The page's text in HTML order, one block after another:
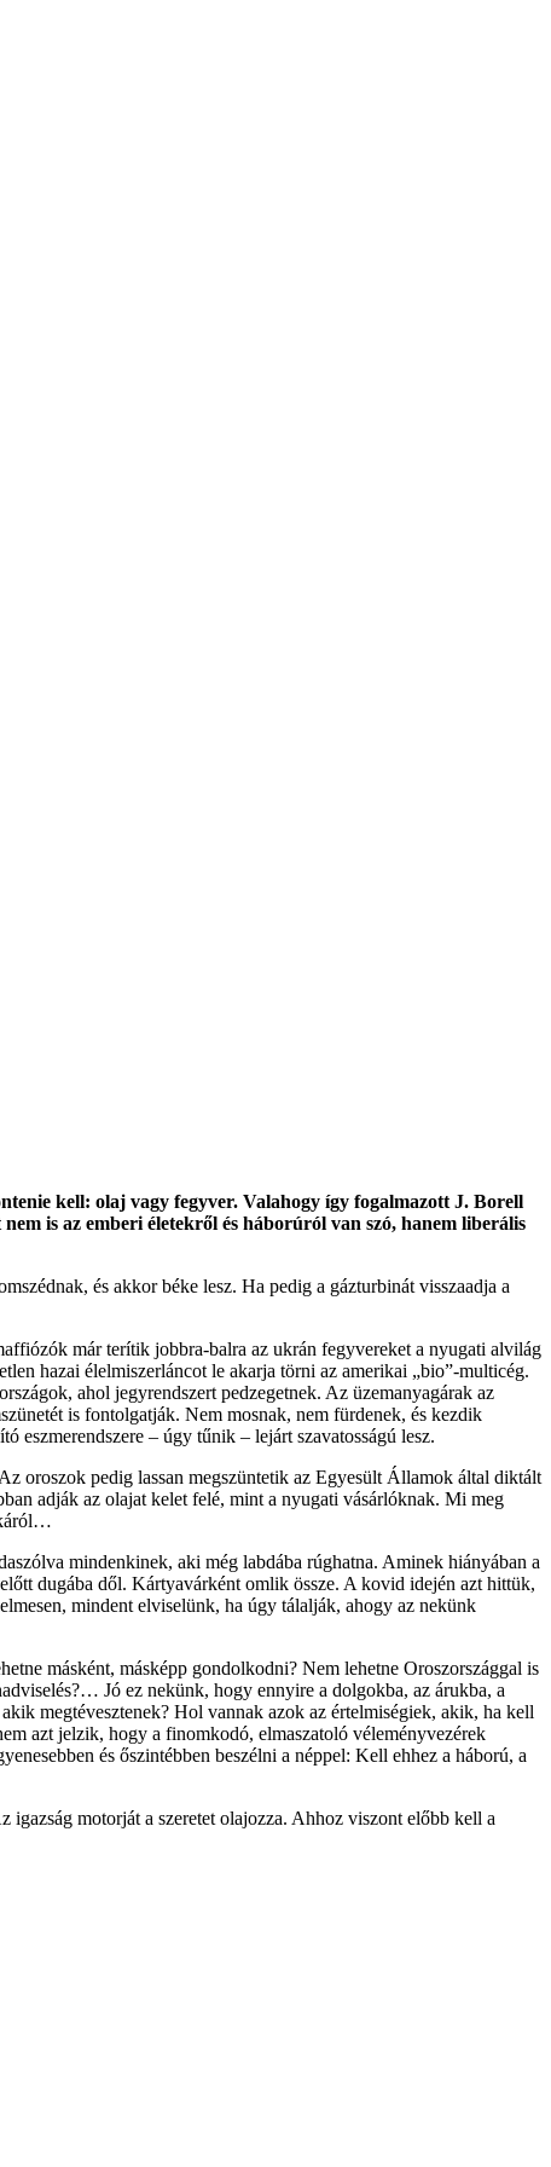
kell: olaj vagy fegyver. Valahogy így fogalmazott J. Borell
is az emberi életekről és háborúról van szó, hanem liberális
és akkor béke lesz. Ha pedig a gázturbinát visszaadja a
már terítik jobbra-balra az ukrán fegyvereket a nyugati alvilág
hazai élelmiszerláncot le akarja törni az amerikai „bio”-multicég.
ahol jegyrendszert pedzegetnek. Az üzemanyagárak az
is fontolgatják. Nem mosnak, nem fürdenek, és kezdik
eszmerendszere – úgy tűnik – lejárt szavatosságú lesz.
oroszok pedig lassan megszüntetik az Egyesült Államok által diktált
adják az olajat kelet felé, mint a nyugati vásárlóknak. Mi meg
mindenkinek, aki még labdába rúghatna. Aminek hiányában a
dugába dől. Kártyavárként omlik össze. A kovid idején azt hittük,
mindent elviselünk, ha úgy tálalják, ahogy az nekünk
másként, másképp gondolkodni? Nem lehetne Oroszországgal is
Jó ez nekünk, hogy ennyire a dolgokba, az árukba, a
megtévesztenek? Hol vannak azok az értelmiségiek, akik, ha kell
azt jelzik, hogy a finomkodó, elmaszatoló véleményvezérek
és őszintébben beszélni a néppel: Kell ehhez a háború, a
igazság motorját a szeretet olajozza. Ahhoz viszont előbb kell a